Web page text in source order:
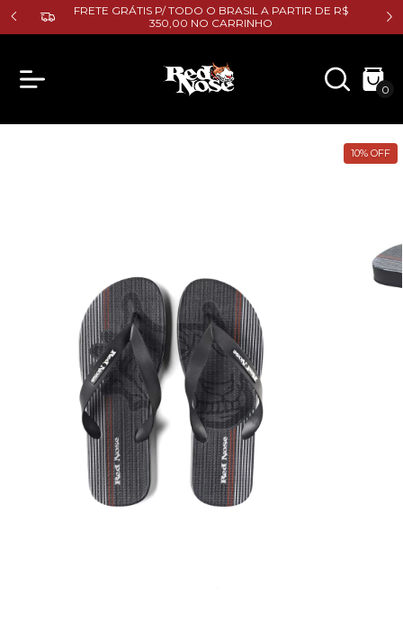
R$
FRETE GRÁTIS P/ TODO O BRASIL A PARTIR DE R$
350,00 NO CARRINHO
0
10% OFF